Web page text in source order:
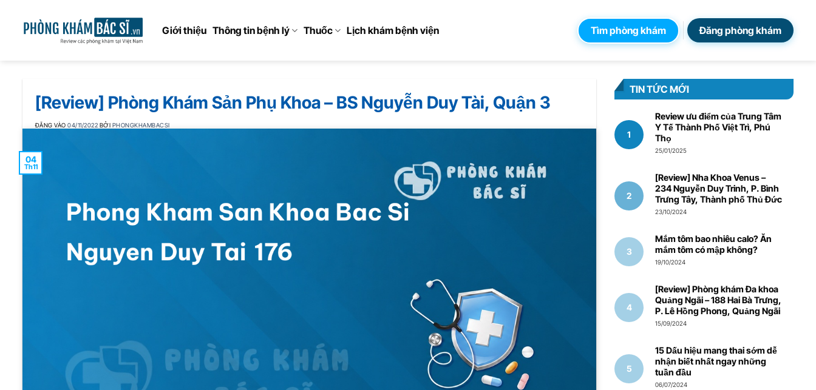
Giới thiệu Thông tin bệnh lý Thuốc Lịch khám bệnh viện Tìm phòng khám Đăng phòng khám
[Review] Phòng Khám Sản Phụ Khoa – BS Nguyễn Duy Tài, Quận 3
ĐĂNG VÀO04/11/2022 BỞI PHONGKHAMBACSI
04
Th11
TIN TỨC MỚI
Review ưu điểm của Trung Tâm
Y Tế Thành Phố Việt Trì, Phú
Thọ
25/01/2025
[Review] Nha Khoa Venus –
234 Nguyễn Duy Trinh, P. Bình
Trưng Tây, Thành phố Thủ Đức
23/10/2024
Mắm tôm bao nhiêu calo? Ăn
mắm tôm có mập không?
19/10/2024
[Review] Phòng khám Đa khoa
Quảng Ngãi – 188 Hai Bà Trưng,
P. Lê Hồng Phong, Quảng Ngãi
15/09/2024
15 Dấu hiệu mang thai sớm dễ
nhận biết nhất ngay những
tuần đầu
06/07/2024